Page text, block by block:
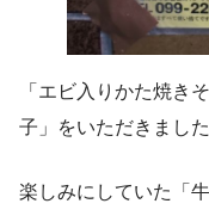
「エビ入りかた焼き
子」をいただきました
楽しみにしていた「